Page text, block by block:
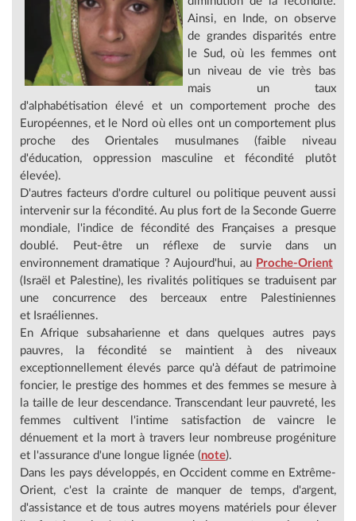
Ainsi, en Inde, on observe
de grandes disparités entre
le Sud, où les femmes ont
un niveau de vie très bas
mais un taux
d'alphabétisation élevé et un comportement proche des
Européennes, et le Nord où elles ont un comportement plus
proche des Orientales musulmanes (faible niveau
d'éducation, oppression masculine et fécondité plutôt
élevée).
D'autres facteurs d'ordre culturel ou politique peuvent aussi
intervenir sur la fécondité. Au plus fort de la Seconde Guerre
mondiale, l'indice de fécondité des Françaises a presque
doublé. Peut-être un réflexe de survie dans un
environnement dramatique ? Aujourd'hui, au Proche-Orient
(Israël et Palestine), les rivalités politiques se traduisent par
une concurrence des berceaux entre Palestiniennes
et Israéliennes.
En Afrique subsaharienne et dans quelques autres pays
pauvres, la fécondité se maintient à des niveaux
exceptionnellement élevés parce qu'à défaut de patrimoine
foncier, le prestige des hommes et des femmes se mesure à
la taille de leur descendance. Transcendant leur pauvreté, les
femmes cultivent l'intime satisfaction de vaincre le
dénuement et la mort à travers leur nombreuse progéniture
et l'assurance d'une longue lignée (note).
Dans les pays développés, en Occident comme en Extrême-
Orient, c'est la crainte de manquer de temps, d'argent,
d'assistance et de tous autres moyens matériels pour élever